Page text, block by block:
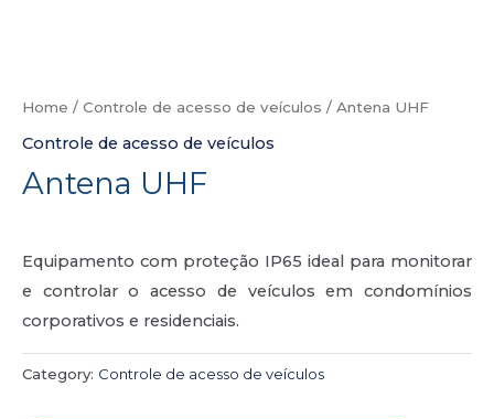
Home / Controle de acesso de veículos / Antena UHF
Controle de acesso de veículos
Antena UHF
Equipamento com proteção IP65 ideal para monitorar
e controlar o acesso de veículos em condomínios
corporativos e residenciais.
Category: Controle de acesso de veículos